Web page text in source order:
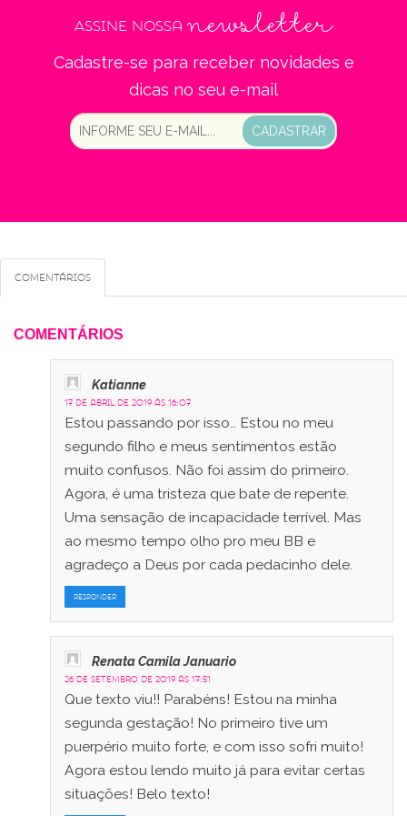
Assine nossanewsletter
Cadastre-se para receber novidades e
dicas no seu e-mail
CADASTRAR
Comentários
COMENTÁRIOS
Katianne
17 de abril de 2019 às 16:07
Estou passando por isso… Estou no meu
segundo filho e meus sentimentos estão
muito confusos. Não foi assim do primeiro.
Agora, é uma tristeza que bate de repente.
Uma sensação de incapacidade terrível. Mas
ao mesmo tempo olho pro meu BB e
agradeço a Deus por cada pedacinho dele.
RESPONDER
Renata Camila Januario
26 de setembro de 2019 às 17:51
Que texto viu!! Parabéns! Estou na minha
segunda gestação! No primeiro tive um
puerpério muito forte, e com isso sofri muito!
Agora estou lendo muito já para evitar certas
situações! Belo texto!